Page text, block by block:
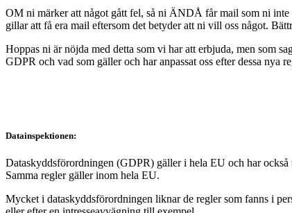
OM ni märker att något gått fel, så ni ÄNDÅ får mail som ni
gillar att få era mail eftersom det betyder att ni vill oss något.
Hoppas ni är nöjda med detta som vi har att erbjuda, men som
GDPR och vad som gäller och har anpassat oss efter dessa nya
Datainspektionen:
Dataskyddsförordningen (GDPR) gäller i hela EU och har
Samma regler gäller inom hela EU.
Mycket i dataskyddsförordningen liknar de regler som fanns i